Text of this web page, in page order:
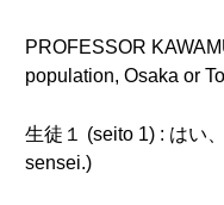
PROFESSOR
population, Osaka or
生徒１ (seito 1) : はい
sensei.)